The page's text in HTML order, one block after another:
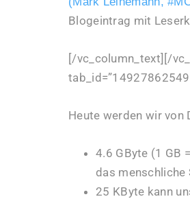
Blogeintrag mit
[/vc_column_text][/
Heute werden wir von
4.6 GByte (1 GB
das menschliche
25 KByte kann